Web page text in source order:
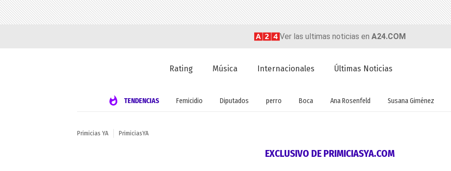
Ver las ultimas noticias en A24.COM
Rating Música Internacionales Últimas Noticias
TENDENCIAS Femicidio Diputados perro Boca Ana Rosenfeld Susana Giménez
Primicias YA PrimiciasYA
EXCLUSIVO DE PRIMICIASYA.COM